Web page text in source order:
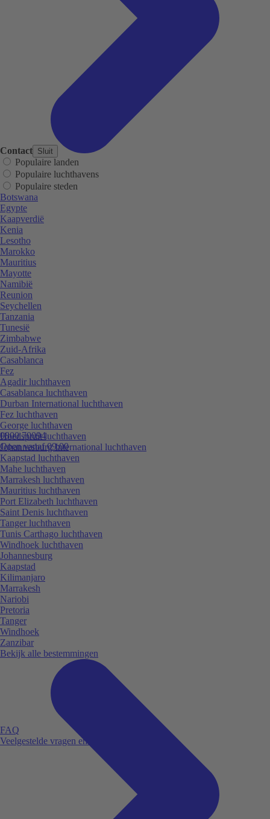
Contact Sluit
0800 70094
Open vanaf 09:00
FAQ
Veelgestelde vragen en antwoorden.
Populaire landen
Populaire luchthavens
Populaire steden
Botswana
Egypte
Kaapverdië
Kenia
Lesotho
Marokko
Mauritius
Mayotte
Namibië
Reunion
Seychellen
Tanzania
Tunesië
Zimbabwe
Zuid-Afrika
Casablanca
Fez
Agadir luchthaven
Casablanca luchthaven
Durban International luchthaven
Fez luchthaven
George luchthaven
Hoedspruit luchthaven
Johannesburg International luchthaven
Kaapstad luchthaven
Mahe luchthaven
Marrakesh luchthaven
Mauritius luchthaven
Port Elizabeth luchthaven
Saint Denis luchthaven
Tanger luchthaven
Tunis Carthago luchthaven
Windhoek luchthaven
Johannesburg
Kaapstad
Kilimanjaro
Marrakesh
Nariobi
Pretoria
Tanger
Windhoek
Zanzibar
Bekijk alle bestemmingen